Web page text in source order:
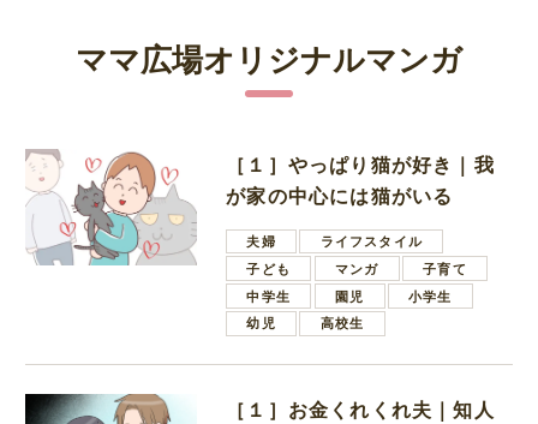
ママ広場オリジナルマンガ
［１］やっぱり猫が好き｜我
が家の中心には猫がいる
夫婦
ライフスタイル
子ども
マンガ
子育て
中学生
園児
小学生
幼児
高校生
［１］お金くれくれ夫｜知人